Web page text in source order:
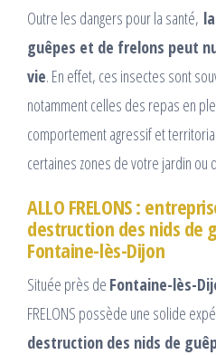
Outre les dangers pour la santé,
guêpes et de frelons peut
vie. En effet, ces insectes sont
notamment celles des repas en
comportement agressif et
certaines zones de votre jardin ou
ALLO FRELONS :
destruction des nids de
Fontaine-lès-Dijon
Située près de Fontaine-lès-
FRELONS possède une solide
destruction des nids de